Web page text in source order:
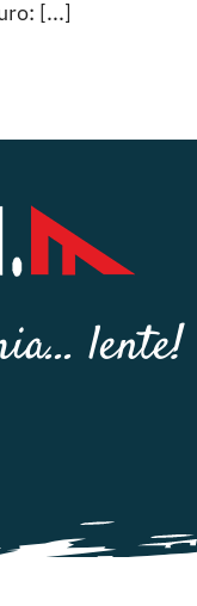
[...]
lente!